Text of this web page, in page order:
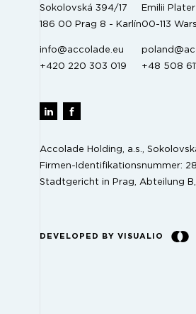
Sokolovská 394/17
186 00 Prag 8 - Karlín
info@accolade.eu
+420 220 303 019
Emilii
00-113
+48 508
Accolade Holding, a.s.,
Firmen-Identifikationsnummer:
Stadtgericht in Prag, Abteilung B,
DEVELOPED BY VISUALIO